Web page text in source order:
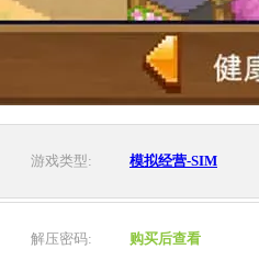
游戏类型: 模拟经营-SIM
解压密码: 购买后查看